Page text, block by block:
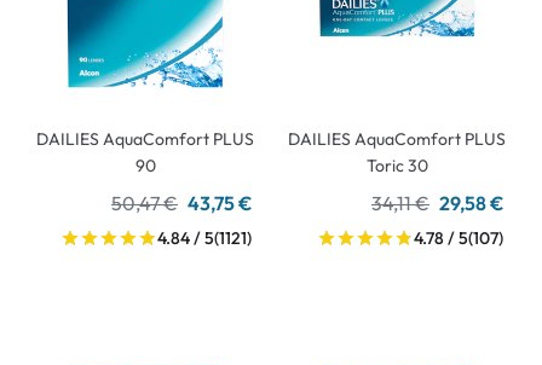
DAILIES AquaComfort PLUS
90
50,47 € 43,75 €
4.84 / 5(1121)
DAILIES AquaComfort PLUS
Toric 30
34,11 € 29,58 €
4.78 / 5(107)